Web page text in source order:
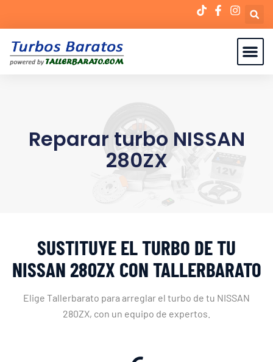
Reparar turbo NISSAN
280ZX
SUSTITUYE EL TURBO DE TU
NISSAN 280ZX CON TALLERBARATO
Elige Tallerbarato para arreglar el turbo de tu NISSAN
280ZX, con un equipo de expertos.